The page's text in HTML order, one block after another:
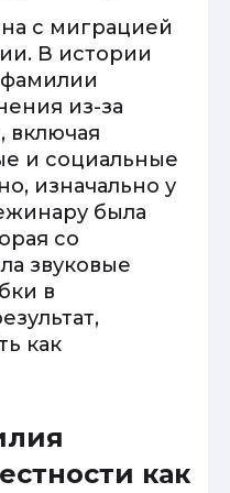
с миграцией
В истории
фамилии
из-за
включая
и социальные
изначально у
была
со
звуковые
в
как
как